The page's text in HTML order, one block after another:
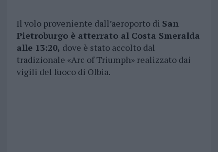
Il volo proveniente dall’aeroporto di San
Pietroburgo è atterrato al Costa Smeralda
alle 13:20, dove è stato accolto dal
tradizionale «Arc of Triumph» realizzato dai
vigili del fuoco di Olbia.